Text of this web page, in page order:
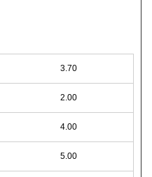
3.70
2.00
4.00
5.00